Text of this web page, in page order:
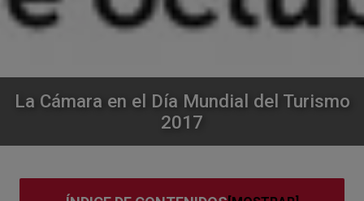
La Cámara en el Día Mundial del Turismo
2017